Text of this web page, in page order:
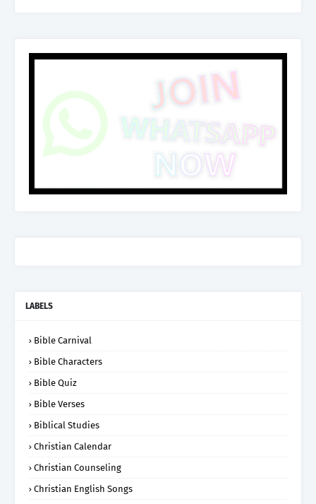
LABELS
Bible Carnival
Bible Characters
Bible Quiz
Bible Verses
Biblical Studies
Christian Calendar
Christian Counseling
Christian English Songs